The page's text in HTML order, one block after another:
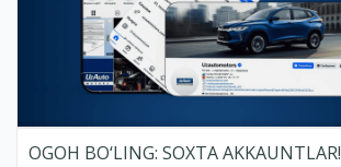
OGOH BO‘LING: SOXTA AKKAUNTLAR!